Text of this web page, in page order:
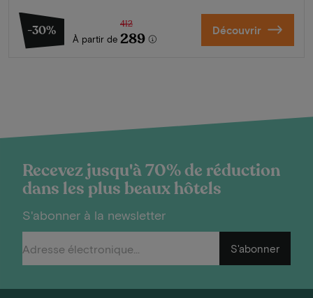
-30%
À partir de
412
289 Découvrir
Recevez jusqu'à 70% de réduction
dans les plus beaux hôtels
S'abonner à la newsletter
S'abonner